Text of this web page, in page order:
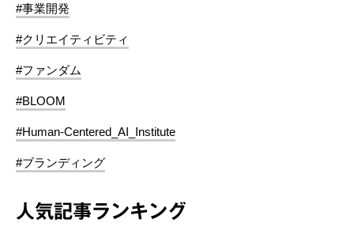
#事業開発
#クリエイティビティ
#ファンダム
#BLOOM
#Human-Centered_AI_Institute
#ブランディング
人気記事ランキング